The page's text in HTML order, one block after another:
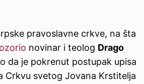
pravoslavne crkve, na šta
novinar i teolog Drago
da je pokrenut postupak upisa
Crkvu svetog Jovana Krstitelja